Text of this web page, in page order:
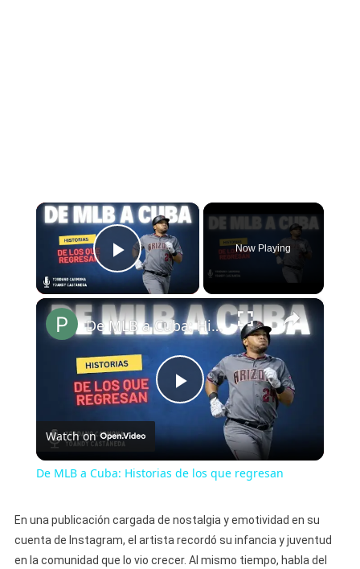
×
Play Video
Now Playing
×
Play
Video
De MLB a Cuba: Historias de los que regresan
Watch on
De MLB a Cuba: Historias de los que regresan
En una publicación cargada de nostalgia y emotividad en su
cuenta de Instagram, el artista recordó su infancia y juventud
en la comunidad que lo vio crecer. Al mismo tiempo, habla del